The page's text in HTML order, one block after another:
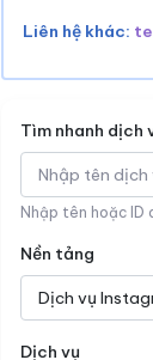
Liên hệ khác:
Tìm nhanh dịch
Nhập tên hoặc ID
Nền tảng
Dịch vụ